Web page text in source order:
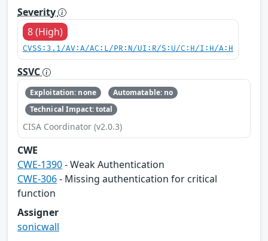
Severity
8 (High)
CVSS:3.1/AV:A/AC:L/PR:N/UI:R/S:U/C:H/I:H/A:H
SSVC
Exploitation: none
Automatable: no
Technical Impact: total
CISA Coordinator (v2.0.3)
CWE
CWE-1390- Weak Authentication
CWE-306- Missing authentication for critical
function
Assigner
sonicwall